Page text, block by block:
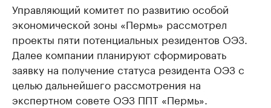
Управляющий комитет по развитию особой
экономической зоны «Пермь» рассмотрел
проекты пяти потенциальных резидентов ОЭЗ.
Далее компании планируют сформировать
заявку на получение статуса резидента ОЭЗ с
целью дальнейшего рассмотрения на
экспертном совете ОЭЗ ППТ «Пермь».